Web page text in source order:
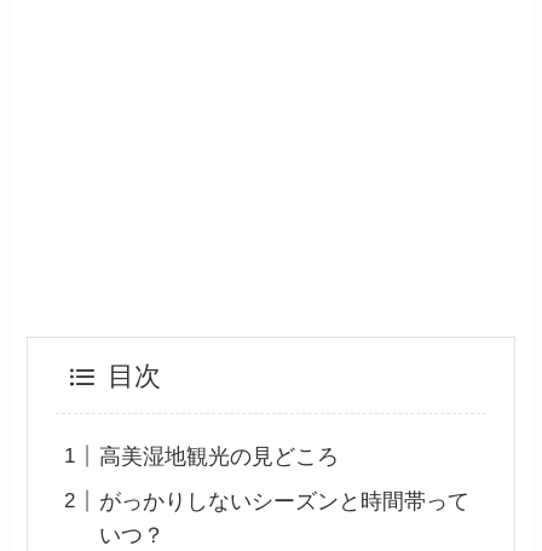
目次
高美湿地観光の見どころ
がっかりしないシーズンと時間帯って
いつ？